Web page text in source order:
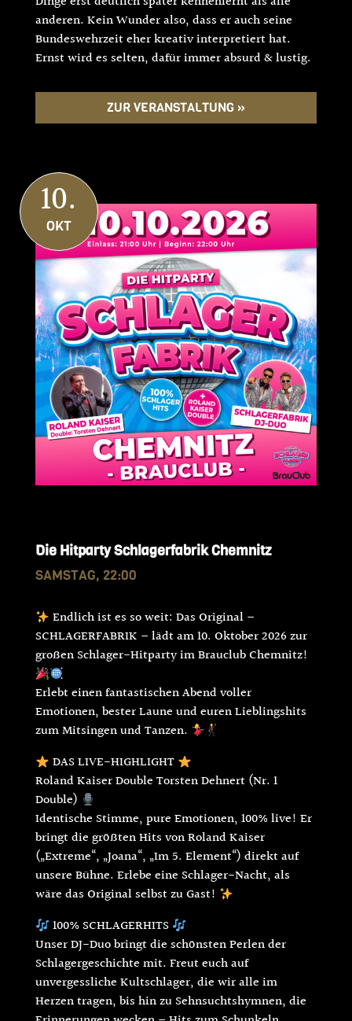
anderen. Kein Wunder also, dass er auch seine
Bundeswehrzeit eher kreativ interpretiert hat.
Ernst wird es selten, dafür immer absurd & lustig.
ZUR VERANSTALTUNG »
10.
OKT
Die Hitparty Schlagerfabrik Chemnitz
SAMSTAG, 22:00
Endlich ist es so weit: Das Original –
SCHLAGERFABRIK – lädt am 10. Oktober 2026 zur
großen Schlager-Hitparty im Brauclub Chemnitz!
Erlebt einen fantastischen Abend voller
Emotionen, bester Laune und euren Lieblingshits
zum Mitsingen und Tanzen.
DAS LIVE-HIGHLIGHT
Roland Kaiser Double Torsten Dehnert (Nr. 1
Double)
Identische Stimme, pure Emotionen, 100% live! Er
bringt die größten Hits von Roland Kaiser
(„Extreme“, „Joana“, „Im 5. Element“) direkt auf
unsere Bühne. Erlebe eine Schlager-Nacht, als
wäre das Original selbst zu Gast!
100% SCHLAGERHITS
Unser DJ-Duo bringt die schönsten Perlen der
Schlagergeschichte mit. Freut euch auf
unvergessliche Kultschlager, die wir alle im
Herzen tragen, bis hin zu Sehnsuchtshymnen, die